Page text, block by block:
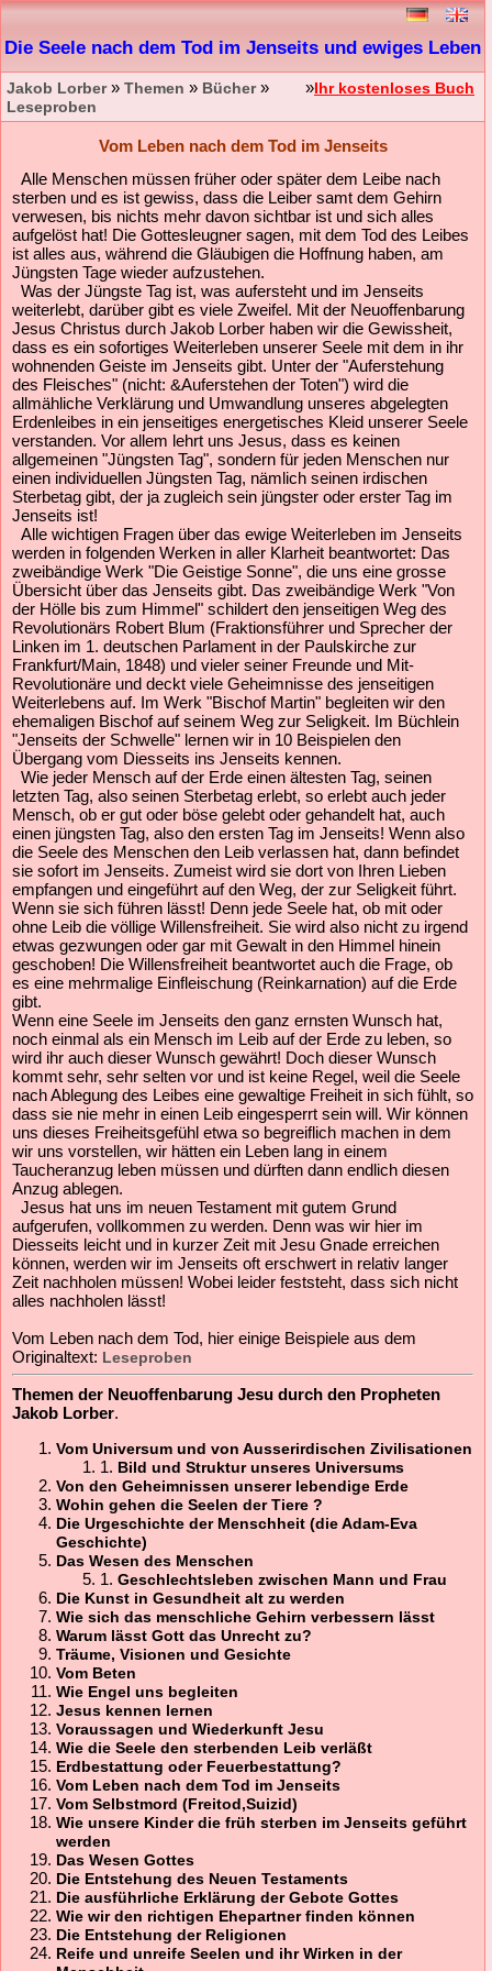
Die Seele nach dem Tod im Jenseits und ewiges Leben
» Ihr kostenloses Buch
Jakob Lorber » Themen » Bücher »
Leseproben
Vom Leben nach dem Tod im Jenseits
Alle Menschen müssen früher oder später dem Leibe nach
sterben und es ist gewiss, dass die Leiber samt dem Gehirn
verwesen, bis nichts mehr davon sichtbar ist und sich alles
aufgelöst hat! Die Gottesleugner sagen, mit dem Tod des Leibes
ist alles aus, während die Gläubigen die Hoffnung haben, am
Jüngsten Tage wieder aufzustehen.
Was der Jüngste Tag ist, was aufersteht und im Jenseits
weiterlebt, darüber gibt es viele Zweifel. Mit der Neuoffenbarung
Jesus Christus durch Jakob Lorber haben wir die Gewissheit,
dass es ein sofortiges Weiterleben unserer Seele mit dem in ihr
wohnenden Geiste im Jenseits gibt. Unter der "Auferstehung
des Fleisches" (nicht: &Auferstehen der Toten") wird die
allmähliche Verklärung und Umwandlung unseres abgelegten
Erdenleibes in ein jenseitiges energetisches Kleid unserer Seele
verstanden. Vor allem lehrt uns Jesus, dass es keinen
allgemeinen "Jüngsten Tag", sondern für jeden Menschen nur
einen individuellen Jüngsten Tag, nämlich seinen irdischen
Sterbetag gibt, der ja zugleich sein jüngster oder erster Tag im
Jenseits ist!
Alle wichtigen Fragen über das ewige Weiterleben im Jenseits
werden in folgenden Werken in aller Klarheit beantwortet: Das
zweibändige Werk "Die Geistige Sonne", die uns eine grosse
Übersicht über das Jenseits gibt. Das zweibändige Werk "Von
der Hölle bis zum Himmel" schildert den jenseitigen Weg des
Revolutionärs Robert Blum (Fraktionsführer und Sprecher der
Linken im 1. deutschen Parlament in der Paulskirche zur
Frankfurt/Main, 1848) und vieler seiner Freunde und Mit-
Revolutionäre und deckt viele Geheimnisse des jenseitigen
Weiterlebens auf. Im Werk "Bischof Martin" begleiten wir den
ehemaligen Bischof auf seinem Weg zur Seligkeit. Im Büchlein
"Jenseits der Schwelle" lernen wir in 10 Beispielen den
Übergang vom Diesseits ins Jenseits kennen.
Wie jeder Mensch auf der Erde einen ältesten Tag, seinen
letzten Tag, also seinen Sterbetag erlebt, so erlebt auch jeder
Mensch, ob er gut oder böse gelebt oder gehandelt hat, auch
einen jüngsten Tag, also den ersten Tag im Jenseits! Wenn also
die Seele des Menschen den Leib verlassen hat, dann befindet
sie sofort im Jenseits. Zumeist wird sie dort von Ihren Lieben
empfangen und eingeführt auf den Weg, der zur Seligkeit führt.
Wenn sie sich führen lässt! Denn jede Seele hat, ob mit oder
ohne Leib die völlige Willensfreiheit. Sie wird also nicht zu irgend
etwas gezwungen oder gar mit Gewalt in den Himmel hinein
geschoben! Die Willensfreiheit beantwortet auch die Frage, ob
es eine mehrmalige Einfleischung (Reinkarnation) auf die Erde
gibt.
Wenn eine Seele im Jenseits den ganz ernsten Wunsch hat,
noch einmal als ein Mensch im Leib auf der Erde zu leben, so
wird ihr auch dieser Wunsch gewährt! Doch dieser Wunsch
kommt sehr, sehr selten vor und ist keine Regel, weil die Seele
nach Ablegung des Leibes eine gewaltige Freiheit in sich fühlt, so
dass sie nie mehr in einen Leib eingesperrt sein will. Wir können
uns dieses Freiheitsgefühl etwa so begreiflich machen in dem
wir uns vorstellen, wir hätten ein Leben lang in einem
Taucheranzug leben müssen und dürften dann endlich diesen
Anzug ablegen.
Jesus hat uns im neuen Testament mit gutem Grund
aufgerufen, vollkommen zu werden. Denn was wir hier im
Diesseits leicht und in kurzer Zeit mit Jesu Gnade erreichen
können, werden wir im Jenseits oft erschwert in relativ langer
Zeit nachholen müssen! Wobei leider feststeht, dass sich nicht
alles nachholen lässt!
Vom Leben nach dem Tod, hier einige Beispiele aus dem
Originaltext: Leseproben
Themen der Neuoffenbarung Jesu durch den Propheten
Jakob Lorber.
Vom Universum und von Ausserirdischen Zivilisationen
1. Bild und Struktur unseres Universums
Von den Geheimnissen unserer lebendige Erde
Wohin gehen die Seelen der Tiere ?
Die Urgeschichte der Menschheit (die Adam-Eva
Geschichte)
Das Wesen des Menschen
1. Geschlechtsleben zwischen Mann und Frau
Die Kunst in Gesundheit alt zu werden
Wie sich das menschliche Gehirn verbessern lässt
Warum lässt Gott das Unrecht zu?
Träume, Visionen und Gesichte
Vom Beten
Wie Engel uns begleiten
Jesus kennen lernen
Voraussagen und Wiederkunft Jesu
Wie die Seele den sterbenden Leib verläßt
Erdbestattung oder Feuerbestattung?
Vom Leben nach dem Tod im Jenseits
Vom Selbstmord (Freitod,Suizid)
Wie unsere Kinder die früh sterben im Jenseits geführt
werden
Das Wesen Gottes
Die Entstehung des Neuen Testaments
Die ausführliche Erklärung der Gebote Gottes
Wie wir den richtigen Ehepartner finden können
Die Entstehung der Religionen
Reife und unreife Seelen und ihr Wirken in der